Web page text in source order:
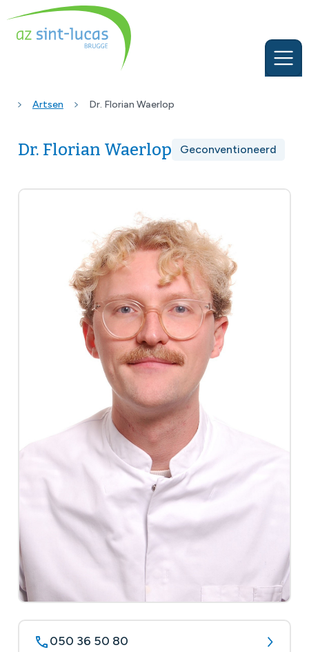
Artsen Dr. Florian Waerlop
Dr. Florian Waerlop Geconventioneerd
050 36 50 80